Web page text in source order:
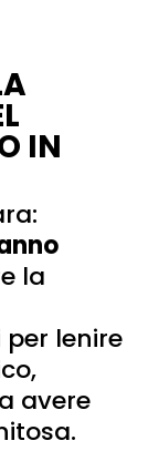
IN
la
lenire
avere